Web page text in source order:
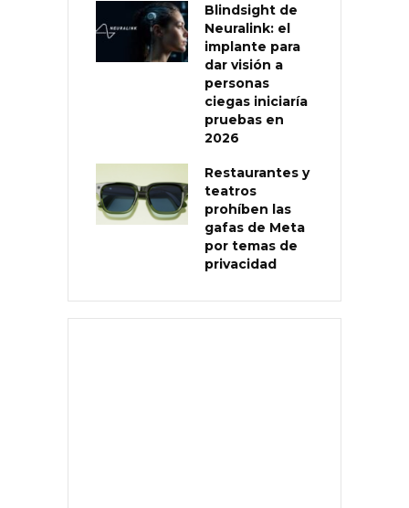
Blindsight de
Neuralink: el
implante para
dar visión a
personas
ciegas iniciaría
pruebas en
2026
Restaurantes y
teatros
prohíben las
gafas de Meta
por temas de
privacidad